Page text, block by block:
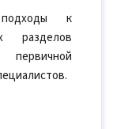
подходы к
разделов